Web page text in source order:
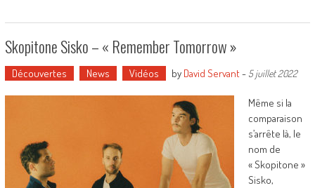
Skopitone Sisko – « Remember Tomorrow »
Découvertes News Vidéos by David Servant- 5 juillet 2022
Même si la
comparaison
s’arrête là, le
nom de
« Skopitone »
Sisko,